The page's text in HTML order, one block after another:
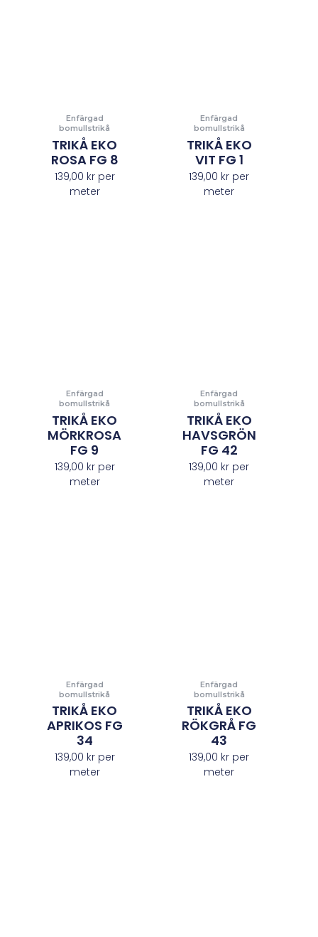
Enfärgad
bomullstrikå
TRIKÅ EKO
ROSA FG 8
139,00 krper
meter
Enfärgad
bomullstrikå
TRIKÅ EKO
VIT FG 1
139,00 kr per
meter
Enfärgad
bomullstrikå
TRIKÅ EKO
MÖRKROSA
FG 9
139,00 krper
meter
Enfärgad
bomullstrikå
TRIKÅ EKO
HAVSGRÖN
FG 42
139,00 kr per
meter
Enfärgad
bomullstrikå
TRIKÅ EKO
APRIKOS FG
34
139,00 krper
meter
Enfärgad
bomullstrikå
TRIKÅ EKO
RÖKGRÅ FG
43
139,00 kr per
meter